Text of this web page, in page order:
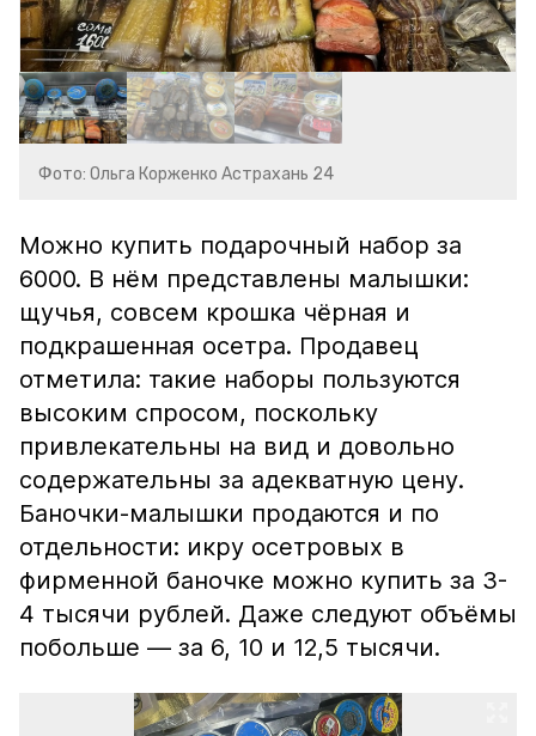
Фото: Ольга Корженко Астрахань 24
Можно купить подарочный набор за
6000. В нём представлены малышки:
щучья, совсем крошка чёрная и
подкрашенная осетра. Продавец
отметила: такие наборы пользуются
высоким спросом, поскольку
привлекательны на вид и довольно
содержательны за адекватную цену.
Баночки-малышки продаются и по
отдельности: икру осетровых в
фирменной баночке можно купить за 3-
4 тысячи рублей. Даже следуют объёмы
побольше — за 6, 10 и 12,5 тысячи.